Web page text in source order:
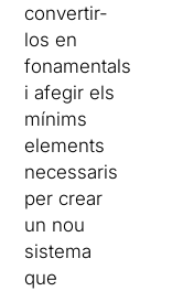
convertir-
los en
fonamentals
i afegir els
mínims
elements
necessaris
per crear
un nou
sistema
que